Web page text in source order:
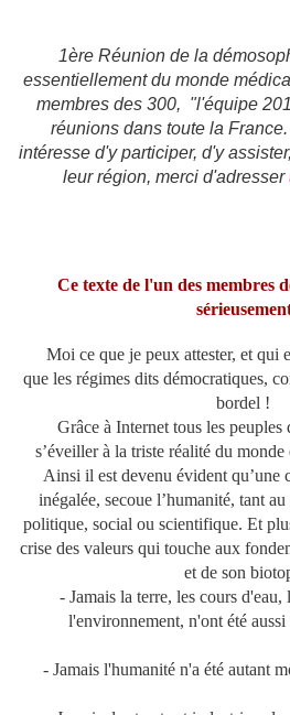
1ère Réunion de la
essentiellement du monde
membres des 300, "l'équipe
réunions dans toute la
intéresse d'y participer, d'y
leur région, merci d'adresser
Ce texte de l'un des membres
Moi ce que je peux attester, et qui
que les régimes dits démocratiques,
bordel !
Grâce à Internet tous les peuples
s’éveiller à la triste réalité du monde
Ainsi il est devenu évident qu’une
inégalée, secoue l’humanité, tant
politique, social ou scientifique. Et
crise des valeurs qui touche aux
et de son
- Jamais la terre, les cours d'eau,
l'environnement, n'ont été aussi
- Jamais l'humanité n'a été autant